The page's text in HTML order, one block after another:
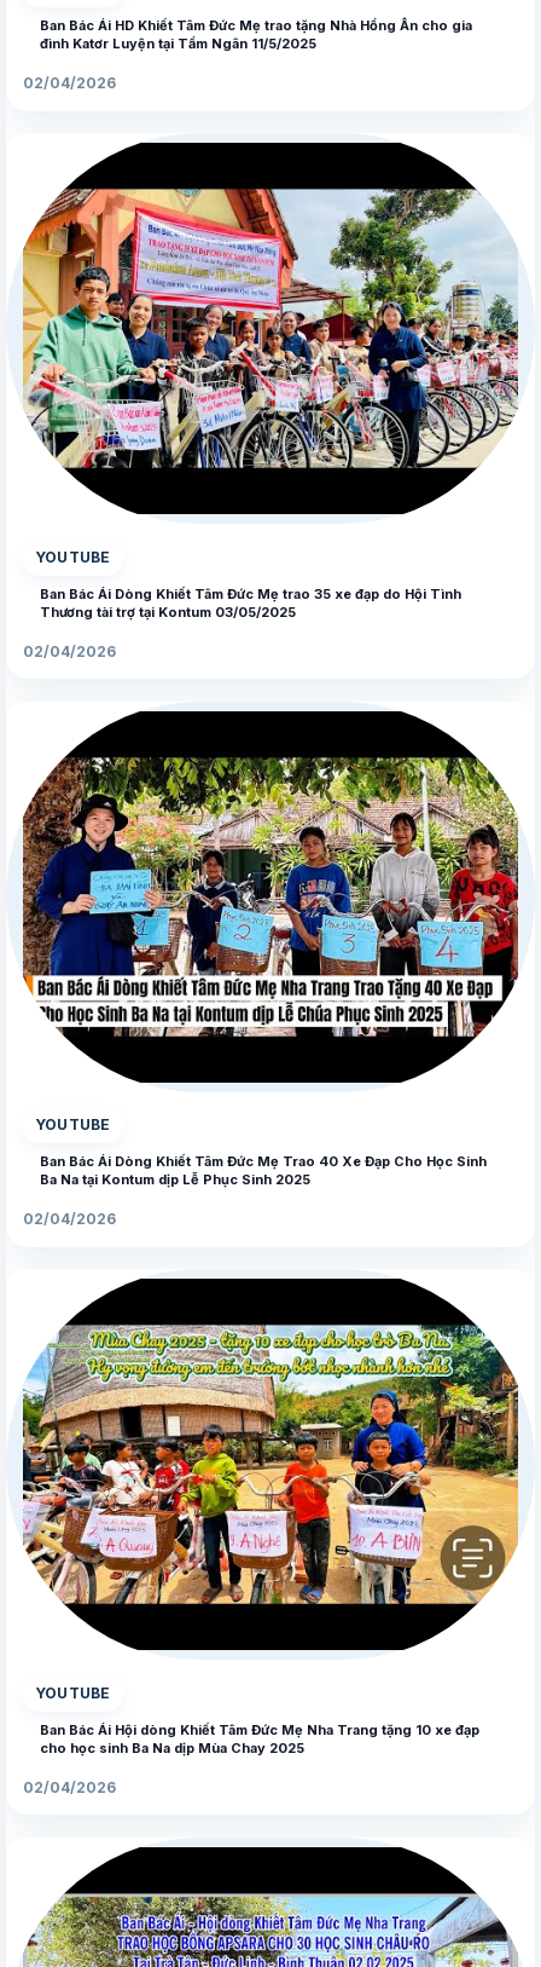
Ban Bác Ái HD Khiết Tâm Đức Mẹ trao tặng Nhà Hồng Ân cho gia
đình Katơr Luyện tại Tầm Ngân 11/5/2025
02/04/2026
YOUTUBE
Ban Bác Ái Dòng Khiết Tâm Đức Mẹ trao 35 xe đạp do Hội Tình
Thương tài trợ tại Kontum 03/05/2025
02/04/2026
YOUTUBE
Ban Bác Ái Dòng Khiết Tâm Đức Mẹ Trao 40 Xe Đạp Cho Học Sinh
Ba Na tại Kontum dịp Lễ Phục Sinh 2025
02/04/2026
YOUTUBE
Ban Bác Ái Hội dòng Khiết Tâm Đức Mẹ Nha Trang tặng 10 xe đạp
cho học sinh Ba Na dịp Mùa Chay 2025
02/04/2026